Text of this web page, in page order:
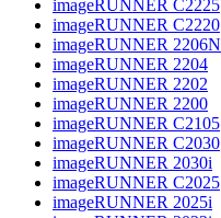
imageRUNNER C2225
imageRUNNER C2220
imageRUNNER 2206N
imageRUNNER 2204
imageRUNNER 2202
imageRUNNER 2200
imageRUNNER C2105
imageRUNNER C2030
imageRUNNER 2030i
imageRUNNER C2025
imageRUNNER 2025i